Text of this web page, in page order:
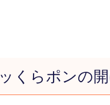
くらポンの開